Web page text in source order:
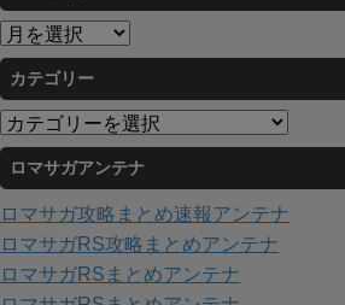
ア
ー
カ
イ
ブ
カテゴリー
カ
テ
ゴ
リ
ー
ロマサガアンテナ
ロマサガ攻略まとめ速報アンテナ
ロマサガRS攻略まとめアンテナ
ロマサガRSまとめアンテナ